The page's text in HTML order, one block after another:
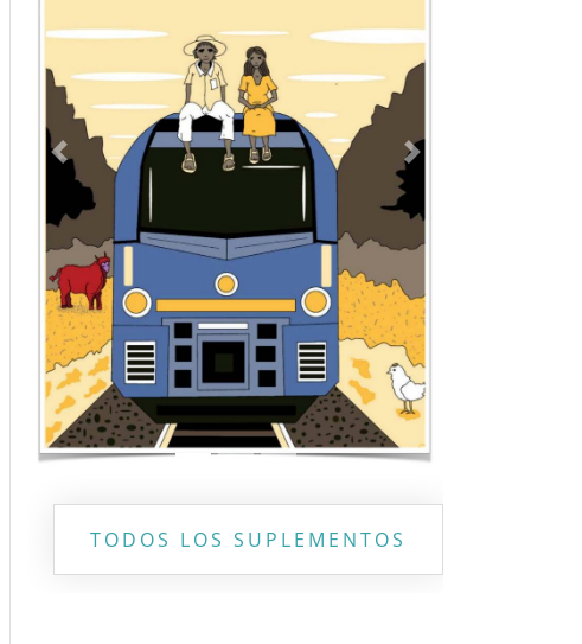
Previous Next
TODOS LOS SUPLEMENTOS